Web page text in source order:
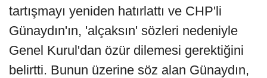
tartışmayı yeniden hatırlattı ve CHP'li
Günaydın'ın, 'alçaksın' sözleri nedeniyle
Genel Kurul'dan özür dilemesi gerektiğini
belirtti. Bunun üzerine söz alan Günaydın,